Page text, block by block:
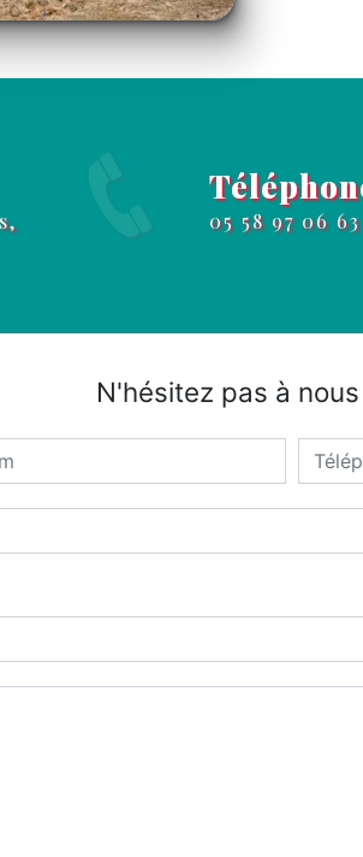
05 58 97 06 63
N'hésitez pas à